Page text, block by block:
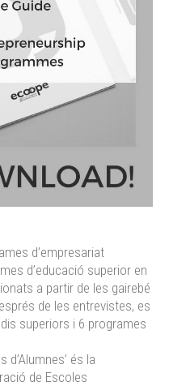
d’empresariat
d’educació superior en
a partir de les gairebé
de les entrevistes, es
superiors i 6 programes
d’Alumnes’ és la
de Escoles